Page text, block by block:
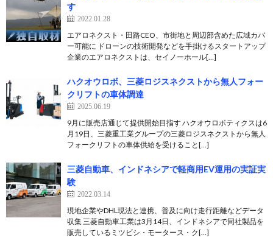
す
2022.01.28
エアロネクスト・田路CEO、市街地と周辺部含めた広域カバ
ー可能に ドローンの技術開発などを手掛けるスタートアップ
企業のエアロネクストは、セイノーホール[…]
ハクオウロボ、三菱ロジスネクストから無人フォー
クリフトの車体調達
2025.06.19
9月に販売店通じて提供開始目指す ハクオウロボティクスは6
月19日、三菱重工業グループの三菱ロジスネクストから無人
フォークリフトの車体供給を受けること[…]
三菱自動車、インドネシアで軽商用EV運用の実証実
験
2022.03.14
現地企業やDHL現法と連携、普及に向け走行距離などデータ
収集 三菱自動車工業は3月14日、インドネシアで同社製品を
販売しているミツビシ・モータース・ク[…]